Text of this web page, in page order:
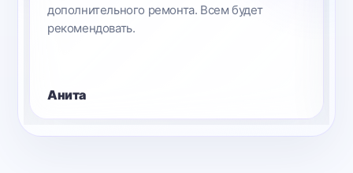
дополнительного ремонта. Всем будет
рекомендовать.
Анита